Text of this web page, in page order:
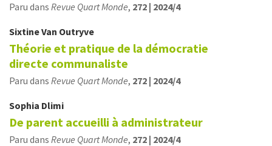
Paru dans Revue Quart Monde, 272 | 2024/4
SixtineVan Outryve
Théorie et pratique de la démocratie
directe communaliste
Paru dans Revue Quart Monde, 272 | 2024/4
Sophia Dlimi
De parent accueilli à administrateur
Paru dans Revue Quart Monde, 272 | 2024/4